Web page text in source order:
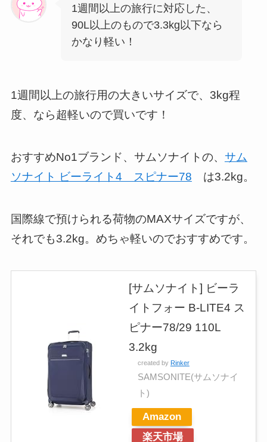
1週間以上の旅行に対応した、
90L以上のもので3.3kg以下なら
かなり軽い！
1週間以上の旅行用の大きいサイズで、3kg程
度、なら超軽いので買いです！
おすすめNo1ブランド、サムソナイトの、 サム
ソナイト ビーライト4 スピナー78 は3.2kg。
国際線で預けられる荷物のMAXサイズですが、
それでも3.2kg。めちゃ軽いのでおすすめです。
[サムソナイト] ビーラ
イトフォー B-LITE4 ス
ピナー78/29 110L
3.2kg
created by Rinker
SAMSONITE(サムソナイ
ト)
Amazon
楽天市場